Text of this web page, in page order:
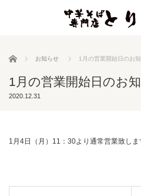
ホーム お知らせ 1月の営業開始日のお
1月の営業開始日のお
2020.12.31
1月4日（月）11：30より通常営業致しま